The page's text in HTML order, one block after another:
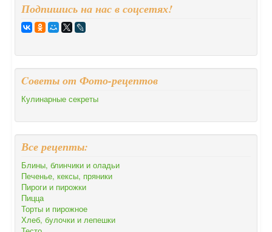
Подпишись на нас в соцсетях!
Cоветы от Фото-рецептов
Кулинарные секреты
Все рецепты:
Блины, блинчики и оладьи
Печенье, кексы, пряники
Пироги и пирожки
Пицца
Торты и пирожное
Хлеб, булочки и лепешки